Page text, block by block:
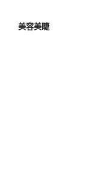
美容美睫